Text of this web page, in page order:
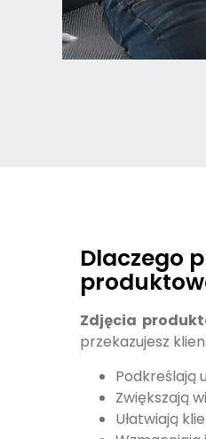
Dlaczego
Zdjęcia
przekazujesz
Podkreślają
Zwiększają
Ułatwiają